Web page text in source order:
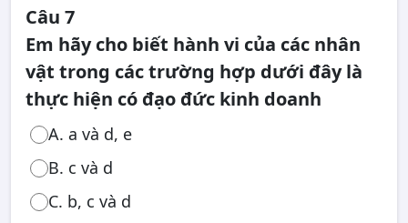
Câu 7
Em hãy cho biết hành vi của các nhân
vật trong các trường hợp dưới đây là
thực hiện có đạo đức kinh doanh
A. a và d, e
B. c và d
C. b, c và d